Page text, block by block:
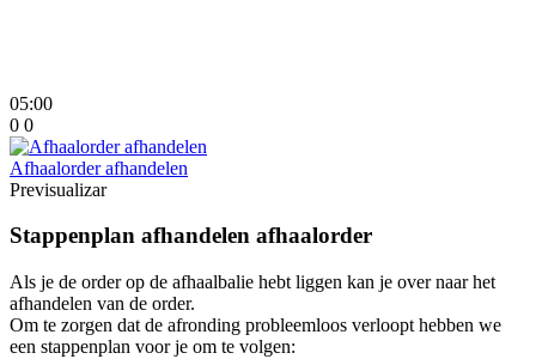
05:00
0 0
Afhaalorder afhandelen
Previsualizar
Stappenplan afhandelen afhaalorder
Als je de order op de afhaalbalie hebt liggen kan je over naar het
afhandelen van de order.
Om te zorgen dat de afronding probleemloos verloopt hebben we
een stappenplan voor je om te volgen: